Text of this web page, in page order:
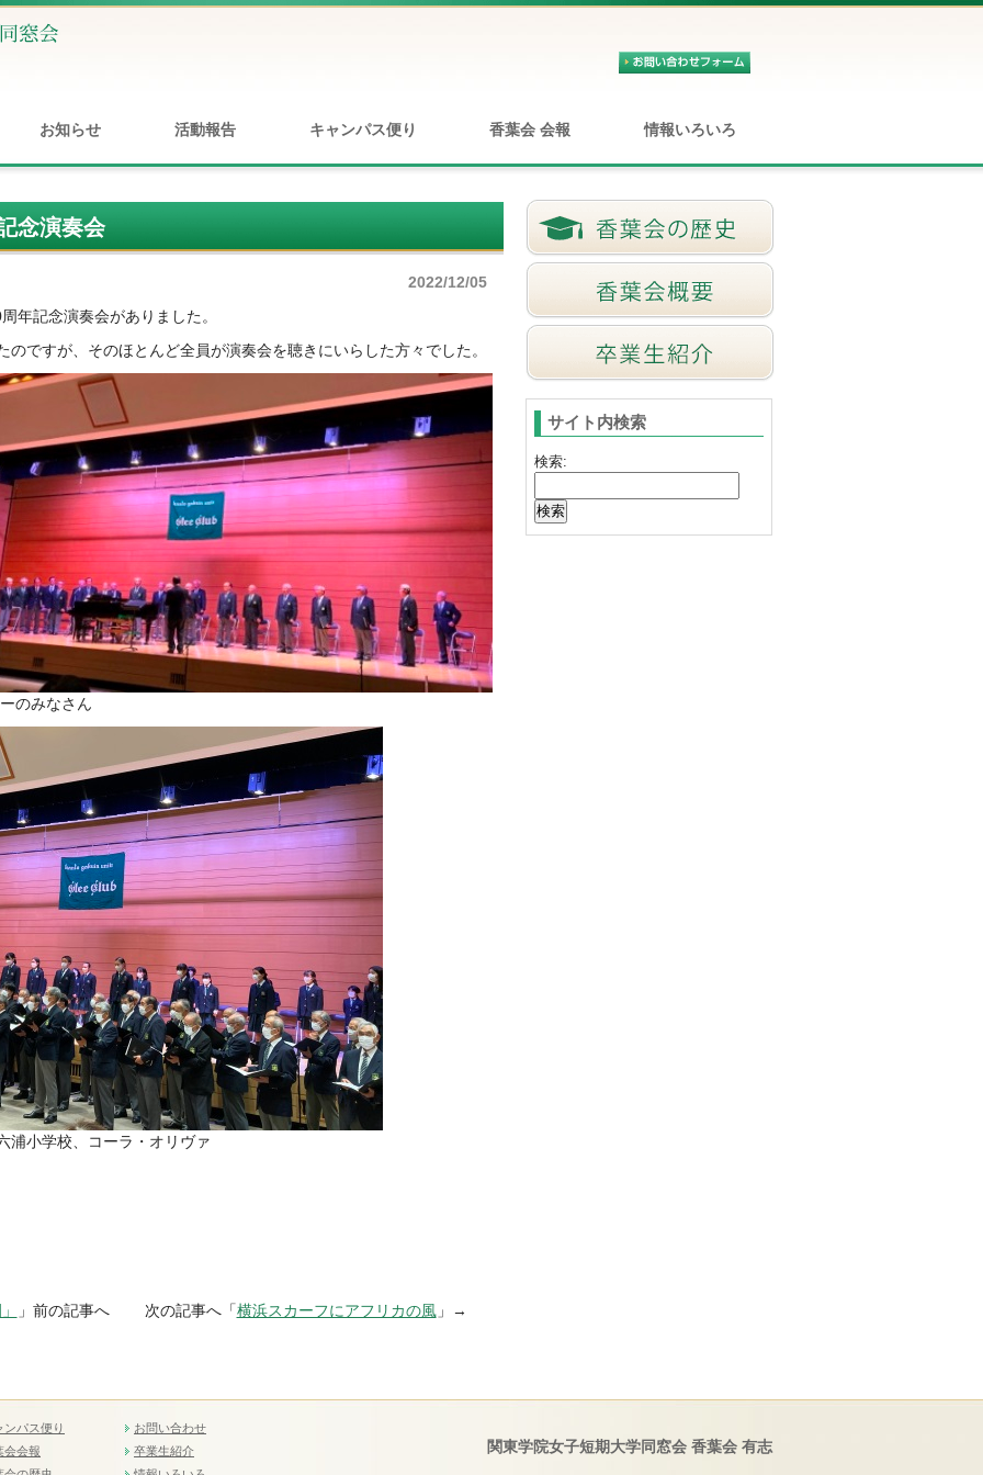
お知らせ 活動報告 キャンパス便り 香葉会 会報 情報いろいろ
念演奏会
2022/12/05
年記念演奏会がありました。
ですが、そのほとんど全員が演奏会を聴きにいらした方々でした。
のみなさん
浦小学校、コーラ・オリヴァ
」前の記事へ 次の記事へ「横浜スカーフにアフリカの風」→
サイト内検索
検索:
ンパス便り
会会報
お問い合わせ
卒業生紹介
関東学院女子短期大学同窓会 香葉会 有志